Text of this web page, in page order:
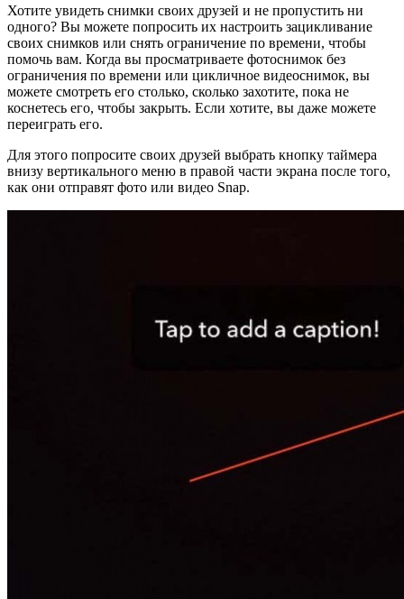
Хотите увидеть снимки своих друзей и не пропустить ни
одного? Вы можете попросить их настроить зацикливание
своих снимков или снять ограничение по времени, чтобы
помочь вам. Когда вы просматриваете фотоснимок без
ограничения по времени или цикличное видеоснимок, вы
можете смотреть его столько, сколько захотите, пока не
коснетесь его, чтобы закрыть. Если хотите, вы даже можете
переиграть его.
Для этого попросите своих друзей выбрать кнопку таймера
внизу вертикального меню в правой части экрана после того,
как они отправят фото или видео Snap.